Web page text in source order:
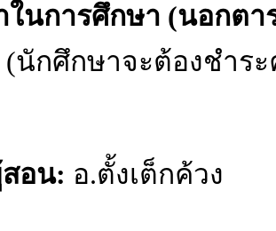
ในการศึกษา (นอกตา
(นักศึกษาจะต้องชำระ
อน: อ.ตั้งเต็กค้วง